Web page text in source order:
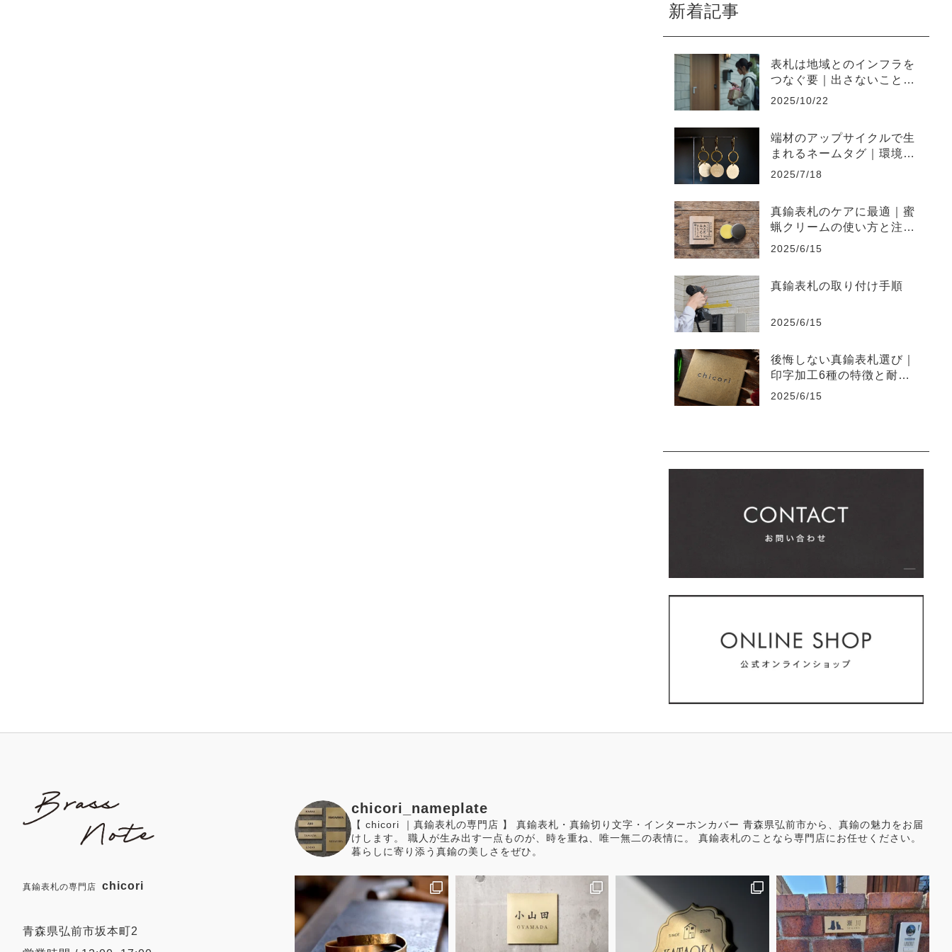
新着記事
表札は地域とのインフラを
つなぐ要｜出さないことで
起きやすい不便と上手な出
2025/10/22
端材のアップサイクルで生
まれるネームタグ｜環境負
荷を削減するものづくり
2025/7/18
真鍮表札のケアに最適｜蜜
蝋クリームの使い方と注意
点まとめ
2025/6/15
真鍮表札の取り付け手順
2025/6/15
後悔しない真鍮表札選び｜
印字加工6種の特徴と耐久
性の違い
2025/6/15
真鍮表札の専門店 chicori
青森県弘前市坂本町2
chicori_nameplate
【 chicori ｜真鍮表札の専門店 】 真鍮表札・真鍮切り文字・インターホンカバー 青森県弘前市から、真鍮の魅力をお届
けします。 職人が生み出す一点ものが、時を重ね、唯一無二の表情に。 真鍮表札のことなら専門店にお任せください。
暮らしに寄り添う真鍮の美しさをぜひ。